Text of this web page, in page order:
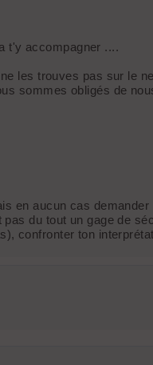
t'y accompagner ....
les trouves pas sur le
sommes obligés de
en aucun cas
du tout un gage de
confronter ton